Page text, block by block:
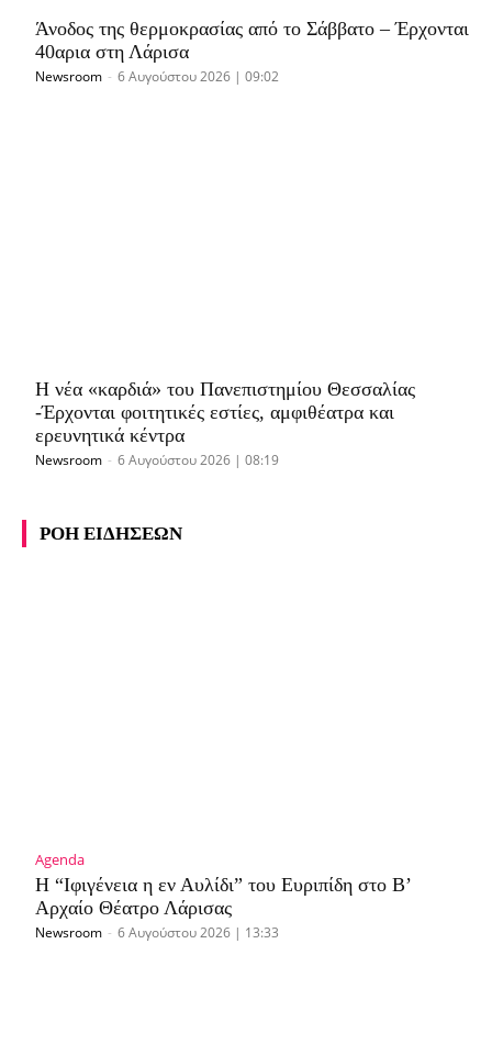
Άνοδος της θερμοκρασίας από το Σάββατο – Έρχονται
40αρια στη Λάρισα
Newsroom - 6 Αυγούστου 2026 | 09:02
Η νέα «καρδιά» του Πανεπιστημίου Θεσσαλίας
-Έρχονται φοιτητικές εστίες, αμφιθέατρα και
ερευνητικά κέντρα
Newsroom - 6 Αυγούστου 2026 | 08:19
ΡΟΗ ΕΙΔΗΣΕΩΝ
Agenda
Η “Ιφιγένεια η εν Αυλίδι” του Ευριπίδη στο Β’
Αρχαίο Θέατρο Λάρισας
Newsroom - 6 Αυγούστου 2026 | 13:33